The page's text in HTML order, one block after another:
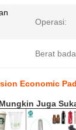
Operasi:
Berat
Economic
Juga